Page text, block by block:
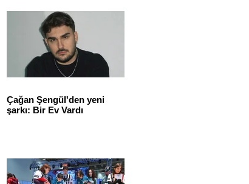
Çağan Şengül'den yeni
şarkı: Bir Ev Vardı